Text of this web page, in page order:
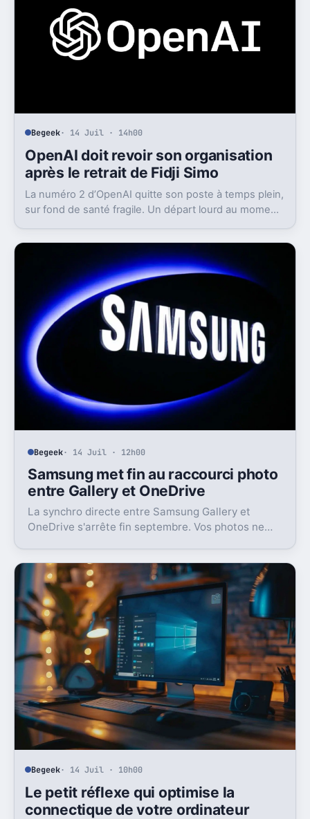
Begeek· 14 Juil · 14h00
OpenAI doit revoir son organisation
après le retrait de Fidji Simo
La numéro 2 d’OpenAI quitte son poste à temps plein,
sur fond de santé fragile. Un départ lourd au moment
Begeek· 14 Juil · 12h00
Samsung met fin au raccourci photo
entre Gallery et OneDrive
La synchro directe entre Samsung Gallery et
OneDrive s'arrête fin septembre. Vos photos ne
Begeek· 14 Juil · 10h00
Le petit réflexe qui optimise la
connectique de votre ordinateur